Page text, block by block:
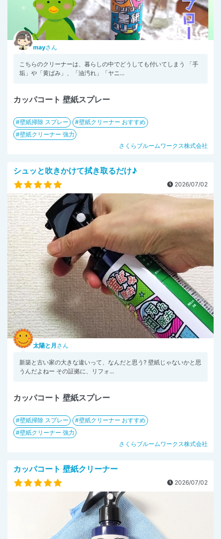
mayさん
こちらのクリーナーは、暮らしの中でどうしても付いてしまう 「手
垢」や「黄ばみ」、「油汚れ」「ヤニ...
カッパコート 壁紙スプレー
壁紙掃除 スプレー
壁紙クリーナー おすすめ
壁紙クリーナー 強力
さくらブルームワークス株式会社
シュッと吹きかけて拭き取るだけ♪
2026/07/02
太陽と月 さん
新築と古い家の大きな違いって、なんだと思う? 壁紙じゃないかと思
うんだよねー その証拠に、リフォ...
カッパコート 壁紙スプレー
壁紙掃除 スプレー
壁紙クリーナー おすすめ
壁紙クリーナー 強力
さくらブルームワークス株式会社
カッパコート 壁紙クリーナー
2026/07/02